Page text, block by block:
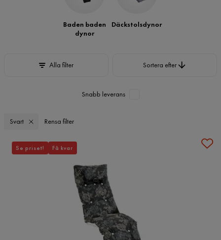
Baden baden
dynor
Däckstolsdynor
Alla filter Sortera efter
Snabb leverans
Svart Rensa filter
Se priset! Få kvar